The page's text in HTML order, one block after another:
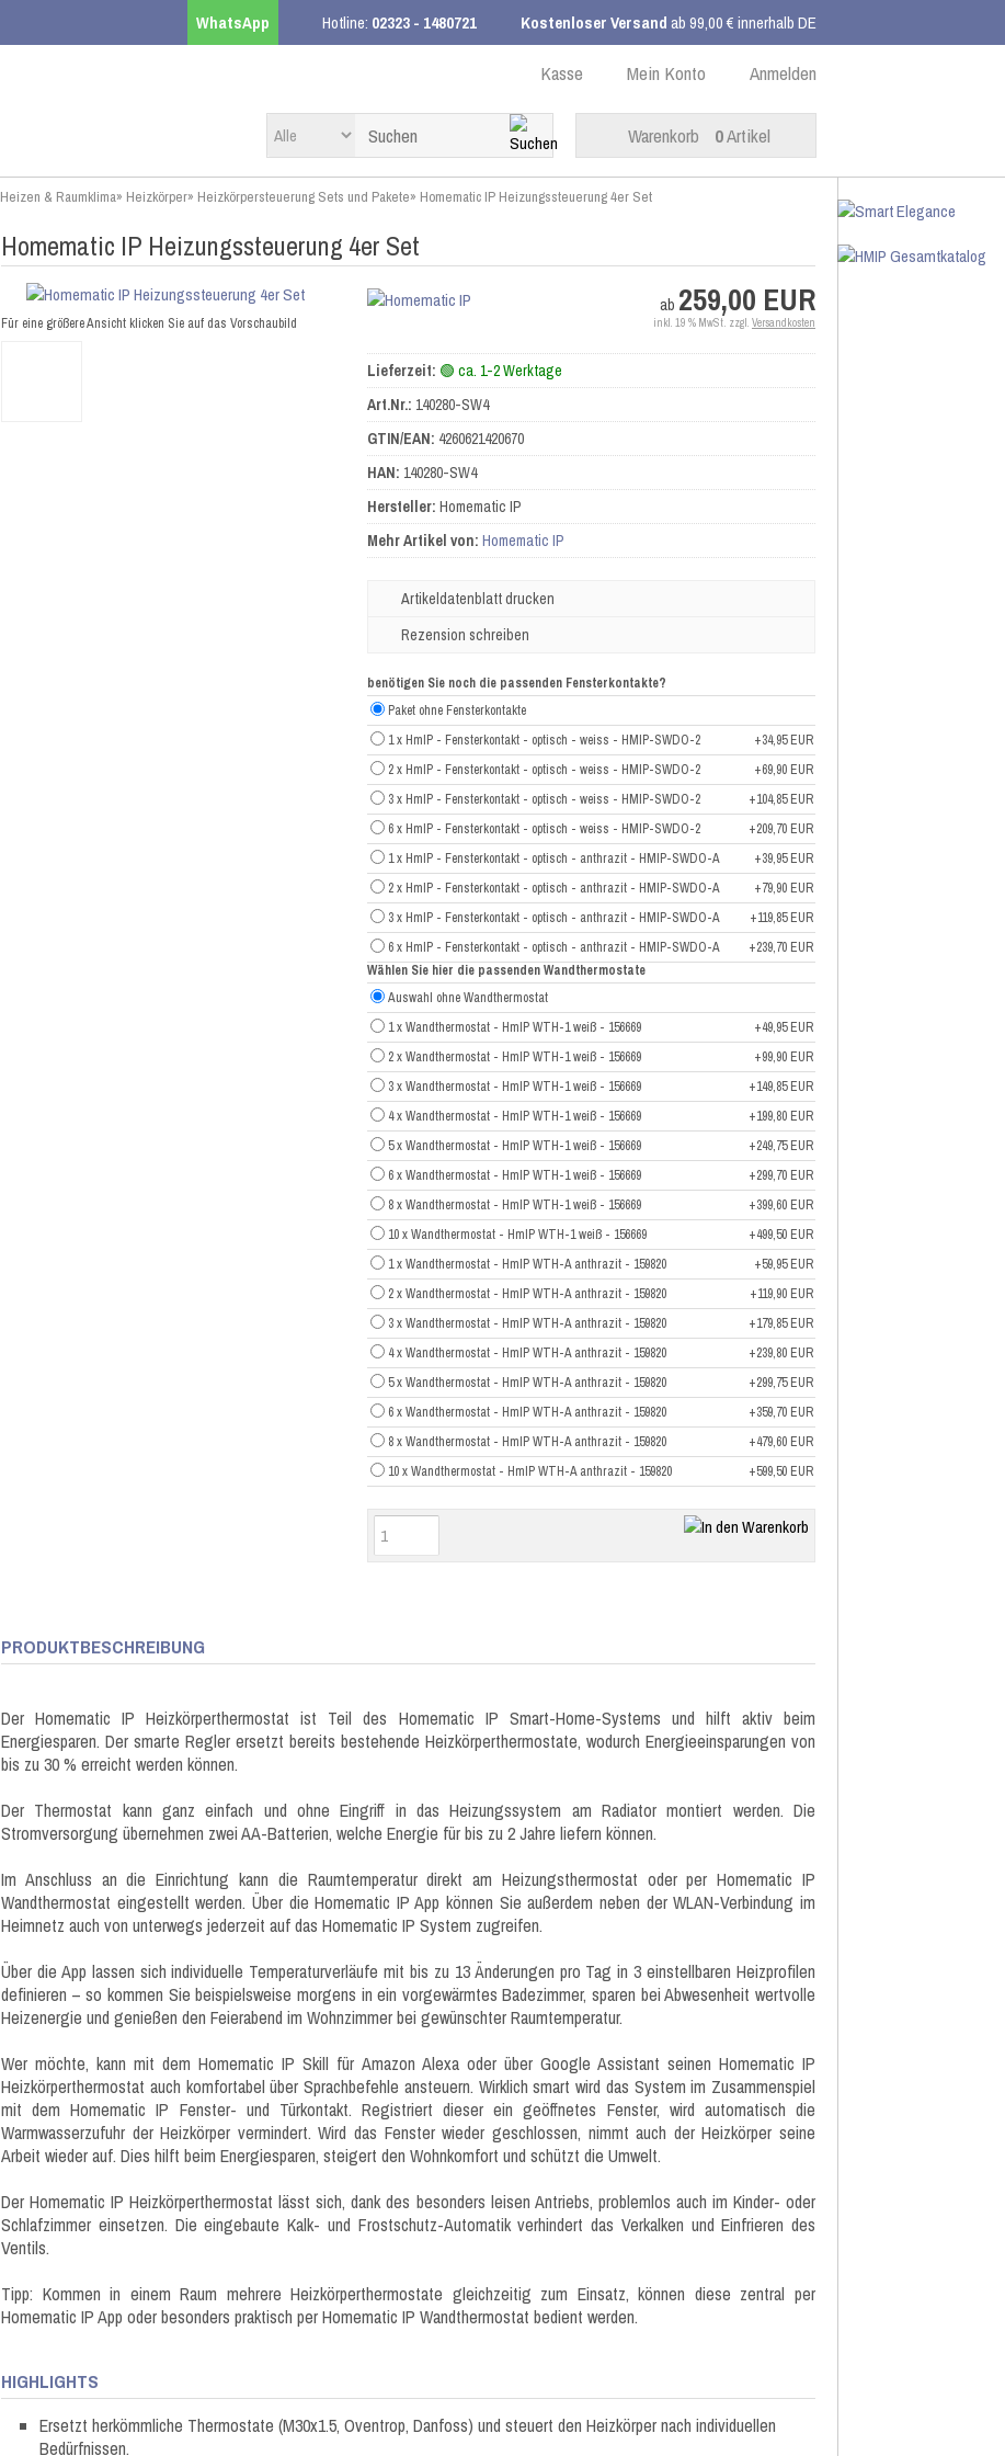
WhatsApp Hotline: 02323 - 1480721 Kostenloser Versandab 99,00 € innerhalb DE
Anmelden
Mein Konto
Kasse
Warenkorb 0Artikel
Heizen & Raumklima» Heizkörper» Heizkörpersteuerung Sets und Pakete» Homematic IP Heizungssteuerung 4er Set
Homematic IP Heizungssteuerung 4er Set
Für eine größere Ansicht klicken Sie auf das Vorschaubild
ab 259,00 EUR
inkl. 19 % MwSt. zzgl. Versandkosten
Lieferzeit: 🟢 ca. 1-2 Werktage
Art.Nr.: 140280-SW4
GTIN/EAN: 4260621420670
HAN: 140280-SW4
Hersteller: Homematic IP
Mehr Artikel von: Homematic IP
Artikeldatenblatt drucken
Rezension schreiben
benötigen Sie noch die passenden Fensterkontakte?
Paket ohne Fensterkontakte
1 x HmIP - Fensterkontakt - optisch - weiss - HMIP-SWDO-2
+34,95 EUR
2 x HmIP - Fensterkontakt - optisch - weiss - HMIP-SWDO-2
+69,90 EUR
3 x HmIP - Fensterkontakt - optisch - weiss - HMIP-SWDO-2
+104,85 EUR
6 x HmIP - Fensterkontakt - optisch - weiss - HMIP-SWDO-2
+209,70 EUR
1 x HmIP - Fensterkontakt - optisch - anthrazit - HMIP-SWDO-A
+39,95 EUR
2 x HmIP - Fensterkontakt - optisch - anthrazit - HMIP-SWDO-A
+79,90 EUR
3 x HmIP - Fensterkontakt - optisch - anthrazit - HMIP-SWDO-A
+119,85 EUR
6 x HmIP - Fensterkontakt - optisch - anthrazit - HMIP-SWDO-A
+239,70 EUR
Wählen Sie hier die passenden Wandthermostate
Auswahl ohne Wandthermostat
1 x Wandthermostat - HmIP WTH-1 weiß - 156669
+49,95 EUR
2 x Wandthermostat - HmIP WTH-1 weiß - 156669
+99,90 EUR
3 x Wandthermostat - HmIP WTH-1 weiß - 156669
+149,85 EUR
4 x Wandthermostat - HmIP WTH-1 weiß - 156669
+199,80 EUR
5 x Wandthermostat - HmIP WTH-1 weiß - 156669
+249,75 EUR
6 x Wandthermostat - HmIP WTH-1 weiß - 156669
+299,70 EUR
8 x Wandthermostat - HmIP WTH-1 weiß - 156669
+399,60 EUR
10 x Wandthermostat - HmIP WTH-1 weiß - 156669
+499,50 EUR
1 x Wandthermostat - HmIP WTH-A anthrazit - 159820
+59,95 EUR
2 x Wandthermostat - HmIP WTH-A anthrazit - 159820
+119,90 EUR
3 x Wandthermostat - HmIP WTH-A anthrazit - 159820
+179,85 EUR
4 x Wandthermostat - HmIP WTH-A anthrazit - 159820
+239,80 EUR
5 x Wandthermostat - HmIP WTH-A anthrazit - 159820
+299,75 EUR
6 x Wandthermostat - HmIP WTH-A anthrazit - 159820
+359,70 EUR
8 x Wandthermostat - HmIP WTH-A anthrazit - 159820
+479,60 EUR
10 x Wandthermostat - HmIP WTH-A anthrazit - 159820
+599,50 EUR
PRODUKTBESCHREIBUNG
Der Homematic IP Heizkörperthermostat ist Teil des Homematic IP Smart-Home-Systems und hilft aktiv beim
Energiesparen. Der smarte Regler ersetzt bereits bestehende Heizkörperthermostate, wodurch Energieeinsparungen von
bis zu 30 % erreicht werden können.
Der Thermostat kann ganz einfach und ohne Eingriff in das Heizungssystem am Radiator montiert werden. Die
Stromversorgung übernehmen zwei AA-Batterien, welche Energie für bis zu 2 Jahre liefern können.
Im Anschluss an die Einrichtung kann die Raumtemperatur direkt am Heizungsthermostat oder per Homematic IP
Wandthermostat eingestellt werden. Über die Homematic IP App können Sie außerdem neben der WLAN-Verbindung im
Heimnetz auch von unterwegs jederzeit auf das Homematic IP System zugreifen.
Über die App lassen sich individuelle Temperaturverläufe mit bis zu 13 Änderungen pro Tag in 3 einstellbaren Heizprofilen
definieren – so kommen Sie beispielsweise morgens in ein vorgewärmtes Badezimmer, sparen bei Abwesenheit wertvolle
Heizenergie und genießen den Feierabend im Wohnzimmer bei gewünschter Raumtemperatur.
Wer möchte, kann mit dem Homematic IP Skill für Amazon Alexa oder über Google Assistant seinen Homematic IP
Heizkörperthermostat auch komfortabel über Sprachbefehle ansteuern. Wirklich smart wird das System im Zusammenspiel
mit dem Homematic IP Fenster- und Türkontakt. Registriert dieser ein geöffnetes Fenster, wird automatisch die
Warmwasserzufuhr der Heizkörper vermindert. Wird das Fenster wieder geschlossen, nimmt auch der Heizkörper seine
Arbeit wieder auf. Dies hilft beim Energiesparen, steigert den Wohnkomfort und schützt die Umwelt.
Der Homematic IP Heizkörperthermostat lässt sich, dank des besonders leisen Antriebs, problemlos auch im Kinder- oder
Schlafzimmer einsetzen. Die eingebaute Kalk- und Frostschutz-Automatik verhindert das Verkalken und Einfrieren des
Ventils.
Tipp: Kommen in einem Raum mehrere Heizkörperthermostate gleichzeitig zum Einsatz, können diese zentral per
Homematic IP App oder besonders praktisch per Homematic IP Wandthermostat bedient werden.
HIGHLIGHTS
Ersetzt herkömmliche Thermostate (M30x1.5, Oventrop, Danfoss) und steuert den Heizkörper nach individuellen
Bedürfnissen.